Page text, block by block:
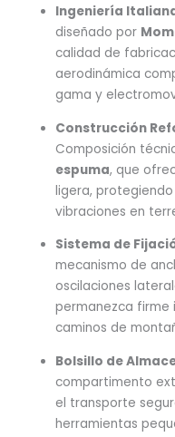
Ingeniería
diseñado por
calidad de
aerodinámica
gama y
Construcción
Composición
espuma, que
ligera,
vibraciones en
Sistema de
mecanismo de
oscilaciones
permanezca firme
caminos de
Bolsillo de
compartimento
el transporte
herramientas